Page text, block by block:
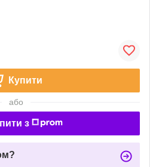
Купити
або
з